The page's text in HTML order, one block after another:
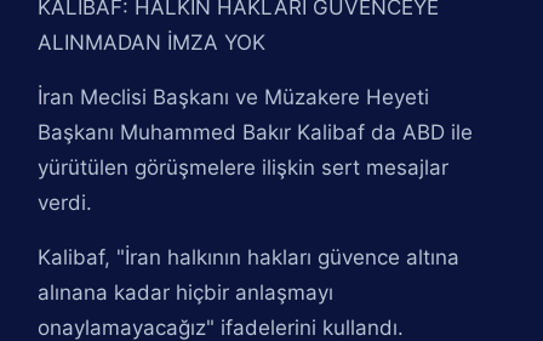
KALİBAF: HALKIN HAKLARI GÜVENCEYE
ALINMADAN İMZA YOK
İran Meclisi Başkanı ve Müzakere Heyeti
Başkanı Muhammed Bakır Kalibaf da ABD ile
yürütülen görüşmelere ilişkin sert mesajlar
verdi.
Kalibaf, "İran halkının hakları güvence altına
alınana kadar hiçbir anlaşmayı
onaylamayacağız" ifadelerini kullandı.